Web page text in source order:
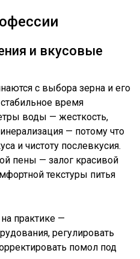
и вкусовые
с выбора зерна и его
время
воды — жесткость,
— потому что
и чистоту послевкусия.
пены — залог красивой
текстуры питья
практике —
регулировать
помол под